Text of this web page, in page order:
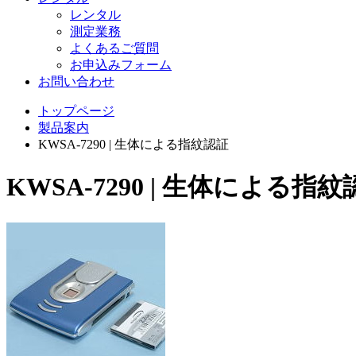
レンタル
測定業務
よくあるご質問
お申込みフォーム
お問い合わせ
トップページ
製品案内
KWSA-7290 | 生体による指紋認証
KWSA-7290 | 生体による指紋